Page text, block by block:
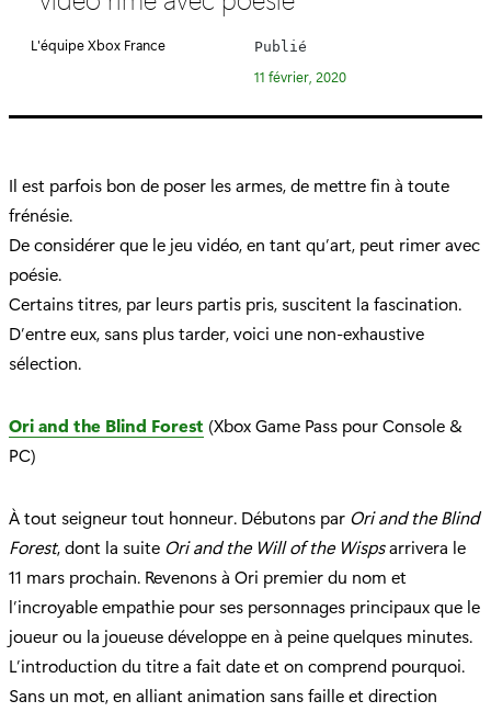
i
:
L'équipe Xbox France Publié
11 février, 2020
Il est parfois bon de poser les armes, de mettre fin à toute
frénésie.
De considérer que le jeu vidéo, en tant qu’art, peut rimer avec
poésie.
Certains titres, par leurs partis pris, suscitent la fascination.
D’entre eux, sans plus tarder, voici une non-exhaustive
sélection.
Ori and the Blind Forest (Xbox Game Pass pour Console &
PC)
À tout seigneur tout honneur. Débutons par Ori and the Blind
Forest, dont la suite Ori and the Will of the Wispsarrivera le
11 mars prochain. Revenons à Ori premier du nom et
l’incroyable empathie pour ses personnages principaux que le
joueur ou la joueuse développe en à peine quelques minutes.
L’introduction du titre a fait date et on comprend pourquoi.
Sans un mot, en alliant animation sans faille et direction